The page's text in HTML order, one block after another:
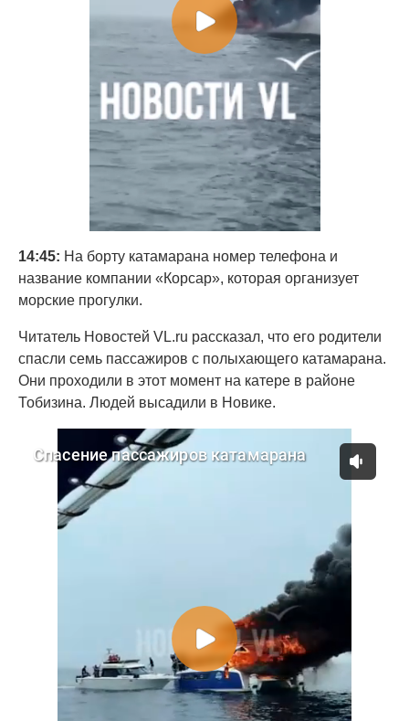
14:45: На борту катамарана номер телефона и
название компании «Корсар», которая организует
морские прогулки.
Читатель Новостей VL.ru рассказал, что его родители
спасли семь пассажиров с полыхающего катамарана.
Они проходили в этот момент на катере в районе
Тобизина. Людей высадили в Новике.